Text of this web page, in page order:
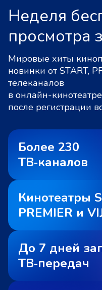
Неделя
просмотра
Мировые хиты
новинки от START,
телеканалов
в онлайн-
после регистрации
Более 230
ТВ‑каналов
Кинотеатры
PREMIER и
До 7 дней
ТВ‑передач